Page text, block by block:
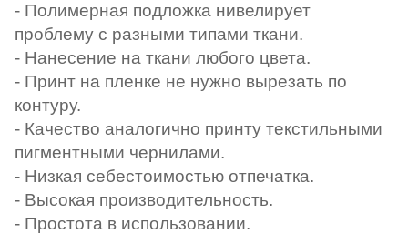
- Полимерная подложка нивелирует
проблему с разными типами ткани.
- Нанесение на ткани любого цвета.
- Принт на пленке не нужно вырезать по
контуру.
- Качество аналогично принту текстильными
пигментными чернилами.
- Низкая себестоимостью отпечатка.
- Высокая производительность.
- Простота в использовании.